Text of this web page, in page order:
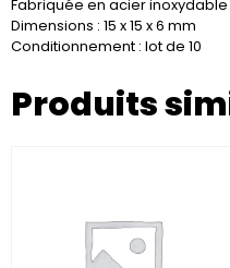
Fabriquée en acier inoxydable
Dimensions : 15 x 15 x 6 mm
Conditionnement : lot de 10
Produits